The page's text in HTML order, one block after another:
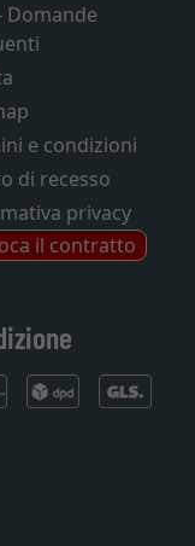
Domande
e condizioni
di recesso
privacy
il contratto